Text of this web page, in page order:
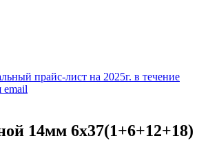
прайс-лист на 2025г. в течение
email
14мм 6х37(1+6+12+18)